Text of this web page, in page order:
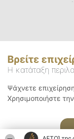
Βρείτε
Η κατάταξη
Ψάχνετε
Χρησιμοποιήστε